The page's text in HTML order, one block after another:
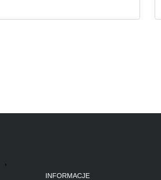
INFORMACJE